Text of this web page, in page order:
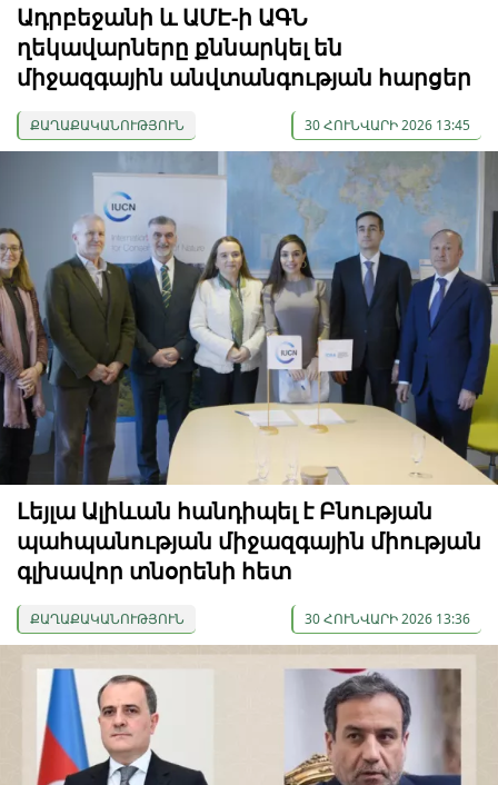
Ադրբեջանի և ԱՄԷ-ի ԱԳՆ
ղեկավարները քննարկել են
միջազգային անվտանգության հարցեր
ՔԱՂԱՔԱԿԱՆՈՒԹՅՈՒՆ 30 ՀՈՒՆՎԱՐԻ 2026 13:45
Լեյլա Ալիևան հանդիպել է Բնության
պահպանության միջազգային միության
գլխավոր տնօրենի հետ
ՔԱՂԱՔԱԿԱՆՈՒԹՅՈՒՆ 30 ՀՈՒՆՎԱՐԻ 2026 13:36